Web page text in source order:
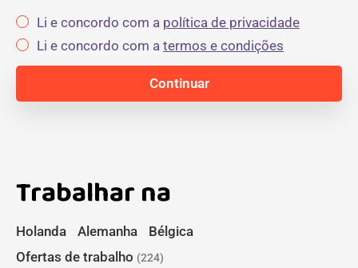
Li e concordo com a política de privacidade
Li e concordo com a termos e condições
Trabalhar na
Holanda Alemanha
Bélgica
Ofertas de trabalho (224)